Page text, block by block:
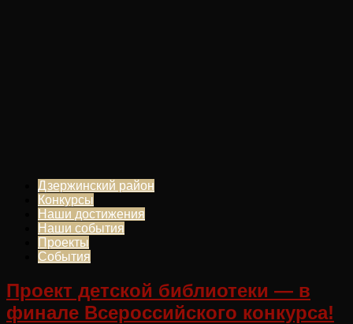
Дзержинский район
Конкурсы
Наши достижения
Наши события
Проекты
События
Проект детской библиотеки — в
финале Всероссийского конкурса!